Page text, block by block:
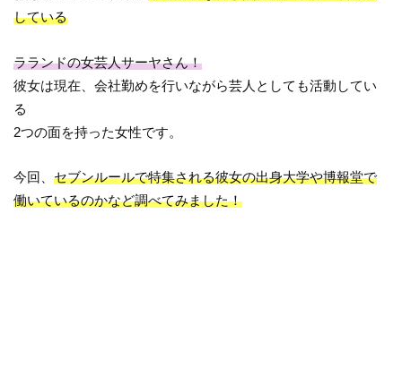
している
ラランドの女芸人サーヤさん！
彼女は現在、会社勤めを行いながら芸人としても活動してい
る
2つの面を持った女性です。
今回、セブンルールで特集される彼女の出身大学や博報堂で
働いているのかなど調べてみました！